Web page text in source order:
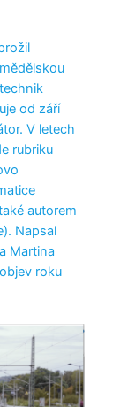
od září
V letech
rubriku
autorem
Napsal
Martina
roku